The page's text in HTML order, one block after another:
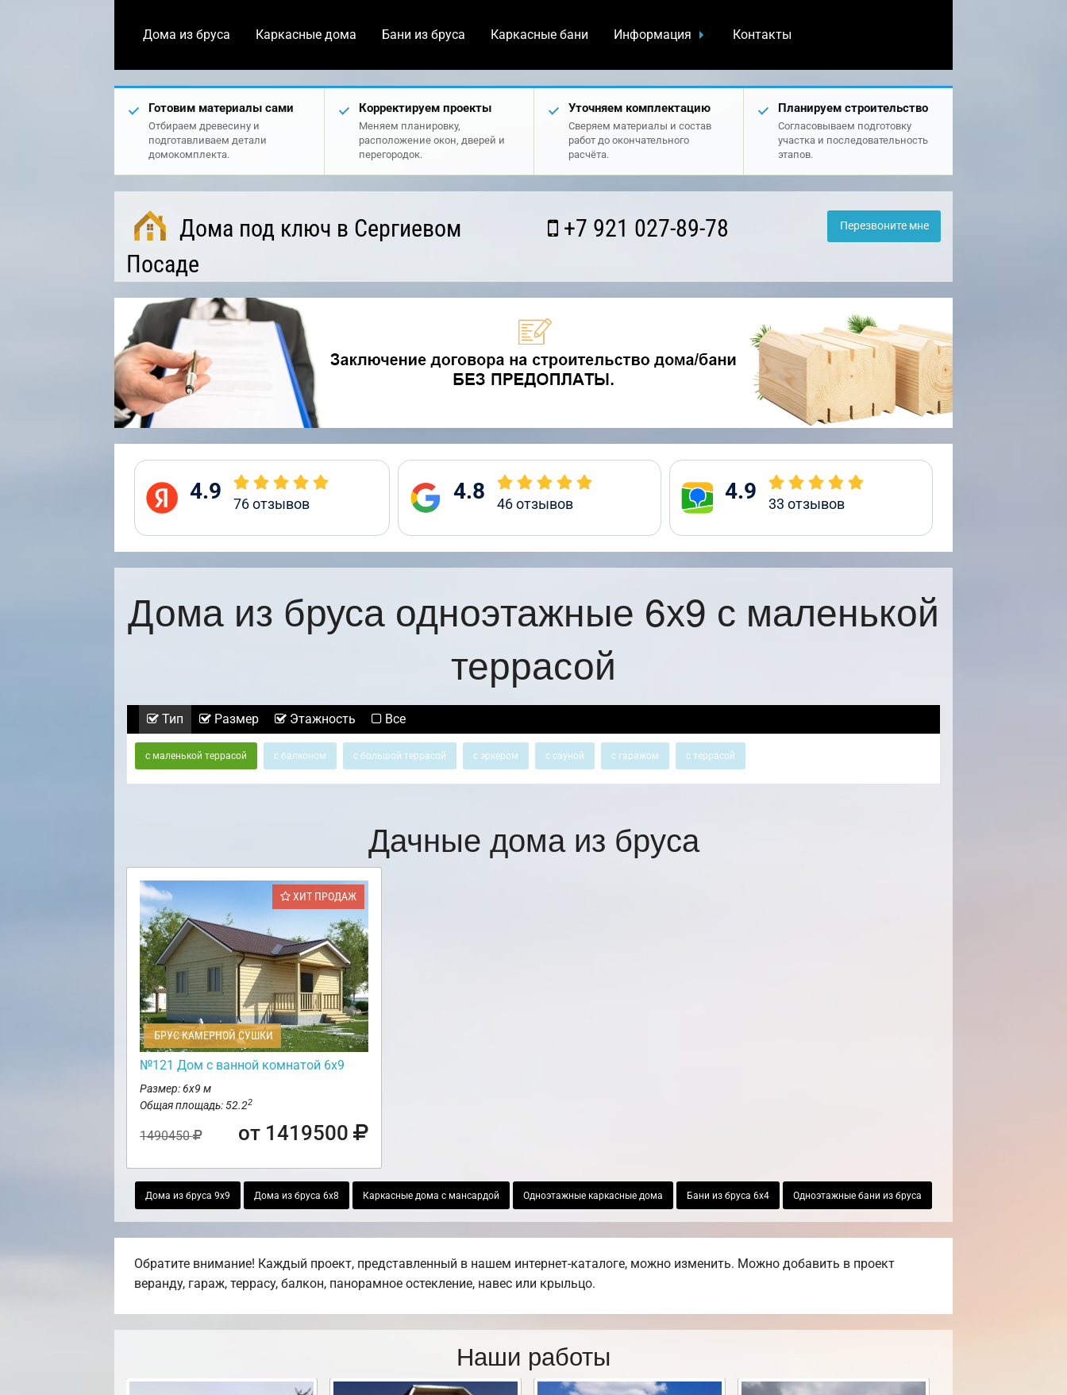
Дома из бруса Каркасные дома Бани из бруса Каркасные бани Информация Контакты
Готовим материалы сами
Отбираем древесину и
подготавливаем детали
домокомплекта.
Корректируем проекты
Меняем планировку,
расположение окон, дверей и
перегородок.
Уточняем комплектацию
Сверяем материалы и состав
работ до окончательного
расчёта.
Планируем строительство
Согласовываем подготовку
участка и последовательность
этапов.
Дома под ключ в Сергиевом
Посаде
+7 921 027-89-78 Перезвоните мне
4.9 76отзывов 4.8 46отзывов 4.9 33 отзывов
Дома из бруса одноэтажные 6х9 с маленькой
террасой
Тип Размер Этажность Все
с маленькой террасой с балконом с большой террасой с эркером с сауной с гаражом с террасой
Дачные дома из бруса
ХИТ ПРОДАЖ
БРУС КАМЕРНОЙ СУШКИ
№121 Дом с ванной комнатой 6х9
Размер: 6х9 м
Общая площадь: 52.22
1490450 от 1419500
Дома из бруса 9х9 Дома из бруса 6х8 Каркасные дома с мансардой Одноэтажные каркасные дома Бани из бруса 6х4 Одноэтажные бани из бруса
Обратите внимание! Каждый проект, представленный в нашем интернет-каталоге, можно изменить. Можно добавить в проект
веранду, гараж, террасу, балкон, панорамное остекление, навес или крыльцо.
Наши работы